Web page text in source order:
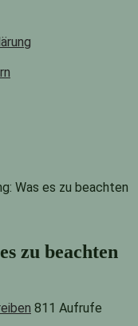
Was es zu beachten
zu beachten
811 Aufrufe